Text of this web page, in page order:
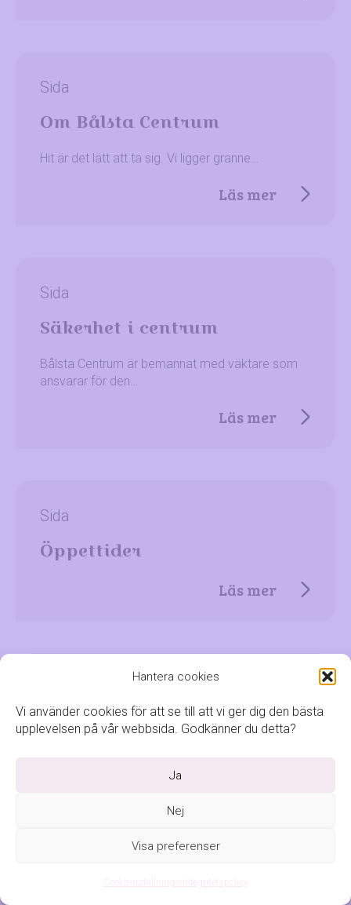
Hantera cookies
Vi använder cookies för att se till att vi ger dig den bästa
upplevelsen på vår webbsida. Godkänner du detta?
Ja
Nej
Visa preferenser
Sida
Om Bålsta Centrum
Hit är det lätt att ta sig. Vi ligger granne…
Läs mer
Sida
Säkerhet i centrum
Bålsta Centrum är bemannat med väktare som
ansvarar för den…
Läs mer
Sida
Öppettider
Läs mer
Bålsta Centrum